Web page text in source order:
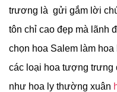
trương là gửi gắm lời
tôn chỉ cao đẹp mà lãnh
chọn hoa Salem làm
các loại hoa tượng trưng
như hoa ly thường xuân